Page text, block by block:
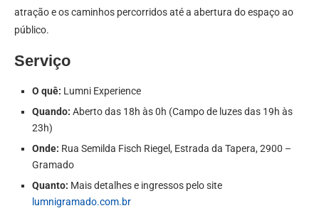
atração e os caminhos percorridos até a abertura do espaço ao
público.
Serviço
O quê: Lumni Experience
Quando: Aberto das 18h às 0h (Campo de luzes das 19h às
23h)
Onde: Rua Semilda Fisch Riegel, Estrada da Tapera, 2900 –
Gramado
Quanto: Mais detalhes e ingressos pelo site
lumnigramado.com.br